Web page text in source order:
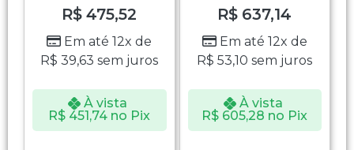
R$ 475,52
Em até 12x de
R$ 39,63 sem juros
À vista
R$ 451,74 no Pix
R$ 637,14
Em até 12x de
R$ 53,10 sem juros
À vista
R$ 605,28 no Pix